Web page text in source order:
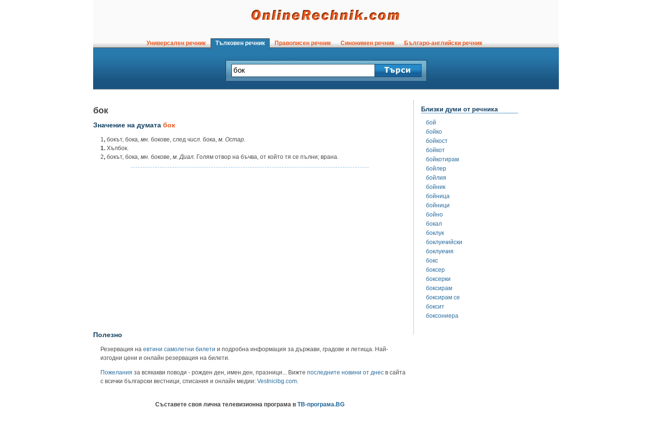
Универсален речник Тълковен речник Правописен речник Синонимен речник Българо-английски речник
бок
Значение на думата бок
1, бокът, бока, мн. бокове, след числ. бока, м. Остар.
1. Хълбок.
2, бокът, бока, мн. бокове, м. Диал. Голям отвор на бъчва, от който тя се пълни; врана.
Полезно
Резервация на евтини самолетни билети и подробна информация за държави, градове и летища. Най-
изгодни цени и онлайн резервация на билети.
Пожелания за всякакви поводи - рожден ден, имен ден, празници... Вижте последните новини от днес в сайта
с всички български вестници, списания и онлайн медии: Vestnicibg.com
Съставете своя лична телевизионна програма в ТВ-програма.BG
Близки думи от речника
бой
бойко
бойкост
бойкот
бойкотирам
бойлер
бойлия
бойник
бойница
бойници
бойно
бокал
боклук
боклукчийски
боклукчия
бокс
боксер
боксерки
боксирам
боксирам се
боксит
боксониера